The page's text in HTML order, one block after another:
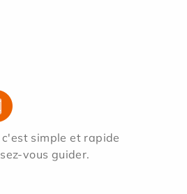
simple et rapide
vous guider.